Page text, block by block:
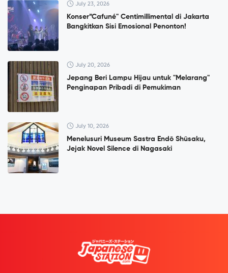
July 23, 2026
Konser”Cafuné" Centimillimental di Jakarta
Bangkitkan Sisi Emosional Penonton!
July 20, 2026
Jepang Beri Lampu Hijau untuk "Melarang"
Penginapan Pribadi di Pemukiman
July 10, 2026
Menelusuri Museum Sastra Endō Shūsaku,
Jejak Novel Silence di Nagasaki